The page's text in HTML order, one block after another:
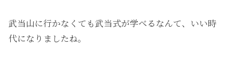
武当山に行かなくても武当式が学べるなんて、いい時
代になりましたね。